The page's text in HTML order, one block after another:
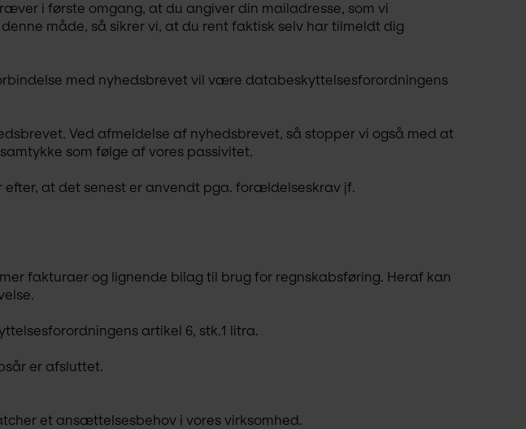
i første omgang, at du angiver din mailadresse, som vi
måde, så sikrer vi, at du rent faktisk selv har tilmeldt dig
med nyhedsbrevet vil være databeskyttelsesforordningens
Ved afmeldelse af nyhedsbrevet, så stopper vi også med at
som følge af vores passivitet.
at det senest er anvendt pga. forældelseskrav jf.
fakturaer og lignende bilag til brug for regnskabsføring. Heraf kan
artikel 6, stk.1 litra.
er afsluttet.
et ansættelsesbehov i vores virksomhed.